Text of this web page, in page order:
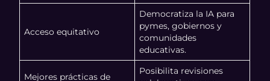
Acceso equitativo
Democratiza la IA para
pymes, gobiernos y
comunidades
educativas.
Mejores prácticas de
Posibilita revisiones